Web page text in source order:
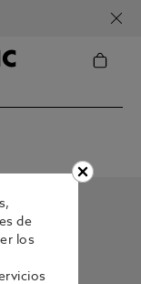
DE
de
los